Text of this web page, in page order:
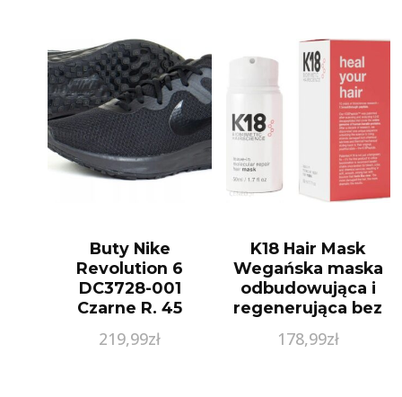
Buty Nike
Revolution 6
DC3728-001
Czarne R. 45
219,99zł
K18 Hair Mask
Wegańska maska
odbudowująca i
regenerująca bez
178,99zł